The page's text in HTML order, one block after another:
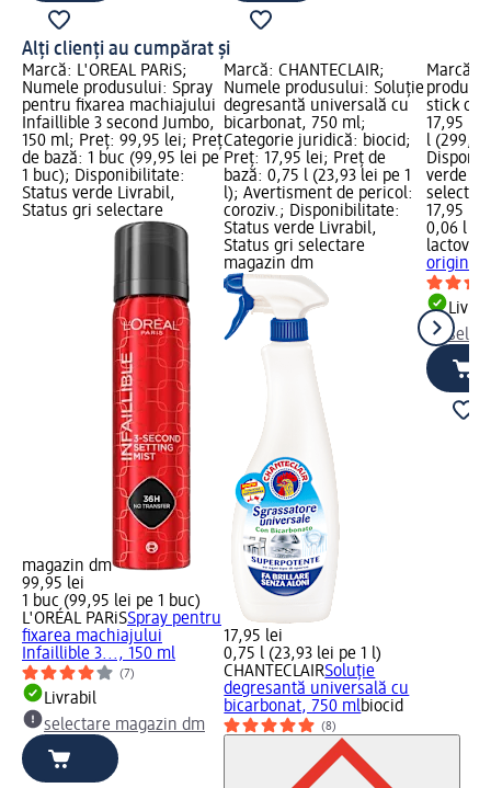
Alți clienți au cumpărat și
Marcă: L'ORÉAL PARiS;
Numele produsului: Spray
pentru fixarea machiajului
Infaillible 3 second Jumbo,
150 ml; Preț: 99,95 lei; Preț
de bază: 1 buc (99,95 lei pe
1 buc); Disponibilitate:
Status verde Livrabil,
Status gri selectare
magazin dm
99,95 lei
1 buc (99,95 lei pe 1 buc)
L'ORÉAL PARiSSpray pentru
fixarea machiajului
Infaillible 3..., 150 ml
(7)
Livrabil
selectare magazin dm
Marcă: CHANTECLAIR;
Numele produsului: Soluție
degresantă universală cu
bicarbonat, 750 ml;
Categorie juridică: biocid;
Preț: 17,95 lei; Preț de
bază: 0,75 l (23,93 lei pe 1
l); Avertisment de pericol:
coroziv.; Disponibilitate:
Status verde Livrabil,
Status gri selectare
magazin dm
17,95 lei
0,75 l (23,93 lei pe 1 l)
CHANTECLAIRSoluție
degresantă universală cu
bicarbonat, 750 mlbiocid
(8)
Marcă:
stick
17,95
l
verde
17,95 lei
0,06 l
lactovit
original,